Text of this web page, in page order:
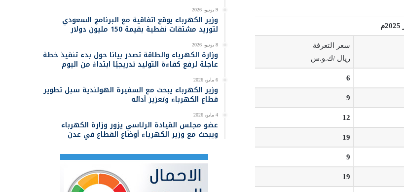
سعر التعرفة
ريال /ك.و.س
6
9
12
19
9
19
9 يونيو، 2026
وزير الكهرباء يوقع اتفاقية مع البرنامج السعودي
لتوريد مشتقات نفطية بقيمة 150 مليون دولار
8 يونيو، 2026
وزارة الكهرباء والطاقة تصدر بيانا حول بدء تنفيذ خطة
عاجلة لرفع كفاءة التوليد تدريجيًا ابتداءً من اليوم
6 مايو، 2026
وزير الكهرباء يبحث مع السفيرة الهولندية سبل تطوير
قطاع الكهرباء وتعزيز أدائه
4 مايو، 2026
عضو مجلس القيادة الرئاسي يزور وزارة الكهرباء
ويبحث مع وزير الكهرباء أوضاع القطاع في عدن